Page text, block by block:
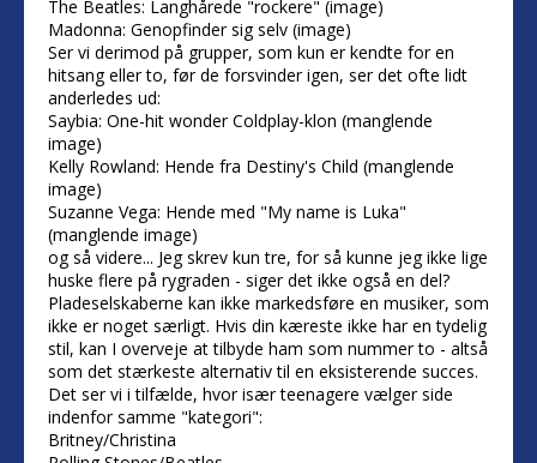
The Beatles: Langhårede "rockere" (image)
Madonna: Genopfinder sig selv (image)
Ser vi derimod på grupper, som kun er kendte for en
hitsang eller to, før de forsvinder igen, ser det ofte lidt
anderledes ud:
Saybia: One-hit wonder Coldplay-klon (manglende
image)
Kelly Rowland: Hende fra Destiny's Child (manglende
image)
Suzanne Vega: Hende med "My name is Luka"
(manglende image)
og så videre... Jeg skrev kun tre, for så kunne jeg ikke lige
huske flere på rygraden - siger det ikke også en del?
Pladeselskaberne kan ikke markedsføre en musiker, som
ikke er noget særligt. Hvis din kæreste ikke har en tydelig
stil, kan I overveje at tilbyde ham som nummer to - altså
som det stærkeste alternativ til en eksisterende succes.
Det ser vi i tilfælde, hvor især teenagere vælger side
indenfor samme "kategori":
Britney/Christina